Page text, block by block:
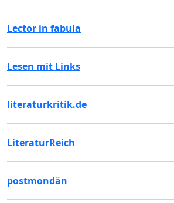
Lector in fabula
Lesen mit Links
literaturkritik.de
LiteraturReich
postmondän